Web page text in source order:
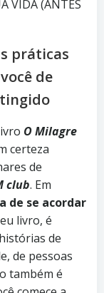
VIDA (ANTES
práticas
de
O Milagre
certeza
de
club. Em
de se acordar
livro, é
de
de pessoas
também é